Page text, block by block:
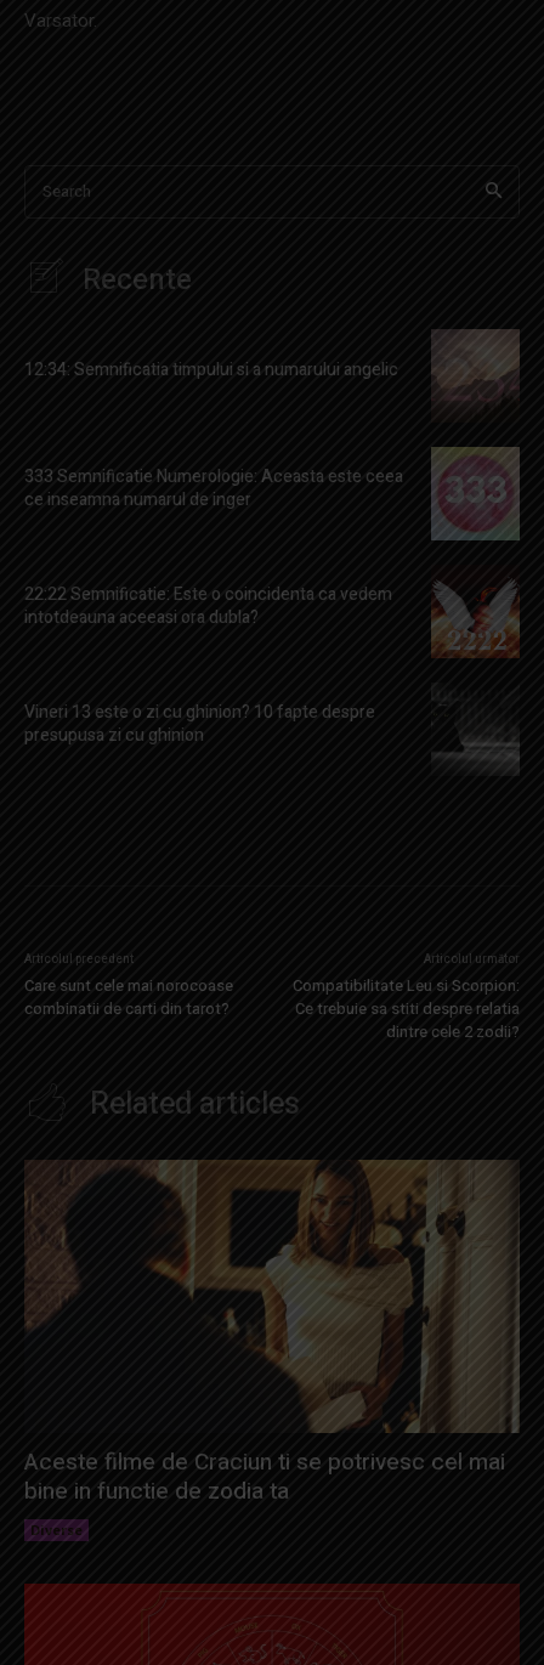
Varsator.
Search
Recente
12:34: Semnificatia timpului si a numarului angelic
333 Semnificatie Numerologie: Aceasta este ceea
ce inseamna numarul de inger
22:22 Semnificatie: Este o coincidenta ca vedem
intotdeauna aceeasi ora dubla?
Vineri 13 este o zi cu ghinion? 10 fapte despre
presupusa zi cu ghinion
Articolul precedent
Care sunt cele mai norocoase
combinatii de carti din tarot?
Articolul următor
Compatibilitate Leu si Scorpion:
Ce trebuie sa stiti despre relatia
dintre cele 2 zodii?
Related articles
Aceste filme de Craciun ti se potrivesc cel mai
bine in functie de zodia ta
Diverse